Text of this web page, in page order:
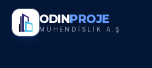
ODINPROJE
MÜHENDİSLİK A.Ş.